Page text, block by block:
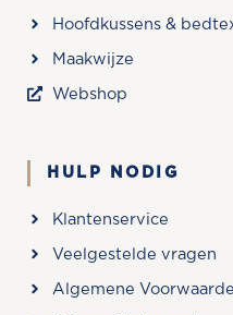
Hoofdkussens &
Maakwijze
Webshop
HULP NODIG
Klantenservice
Veelgestelde vragen
Algemene